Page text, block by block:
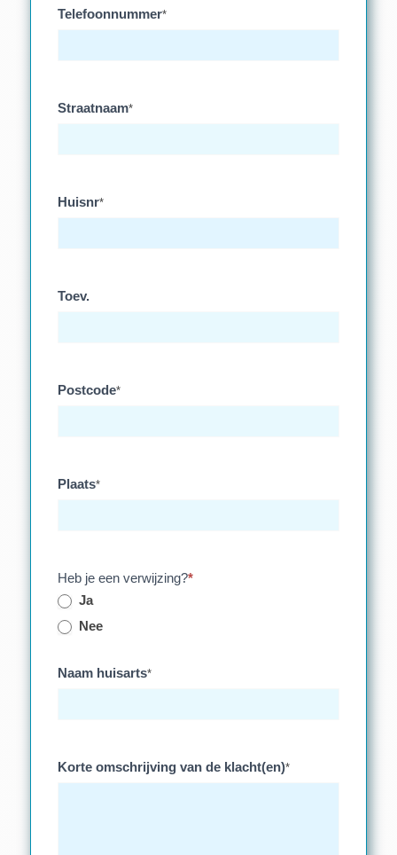
Telefoonnummer*
Straatnaam*
Huisnr*
Toev.
Postcode*
Plaats*
Heb je een verwijzing?*
Ja
Nee
Naam huisarts*
Korte omschrijving van de klacht(en)*